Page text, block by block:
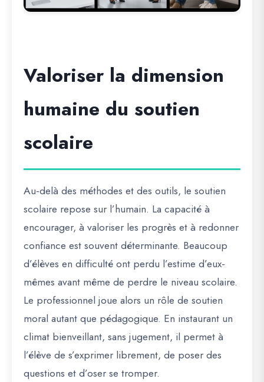
Valoriser la dimension
humaine du soutien
scolaire
Au-delà des méthodes et des outils, le soutien
scolaire repose sur l’humain. La capacité à
encourager, à valoriser les progrès et à redonner
confiance est souvent déterminante. Beaucoup
d’élèves en difficulté ont perdu l’estime d’eux-
mêmes avant même de perdre le niveau scolaire.
Le professionnel joue alors un rôle de soutien
moral autant que pédagogique. En instaurant un
climat bienveillant, sans jugement, il permet à
l’élève de s’exprimer librement, de poser des
questions et d’oser se tromper.